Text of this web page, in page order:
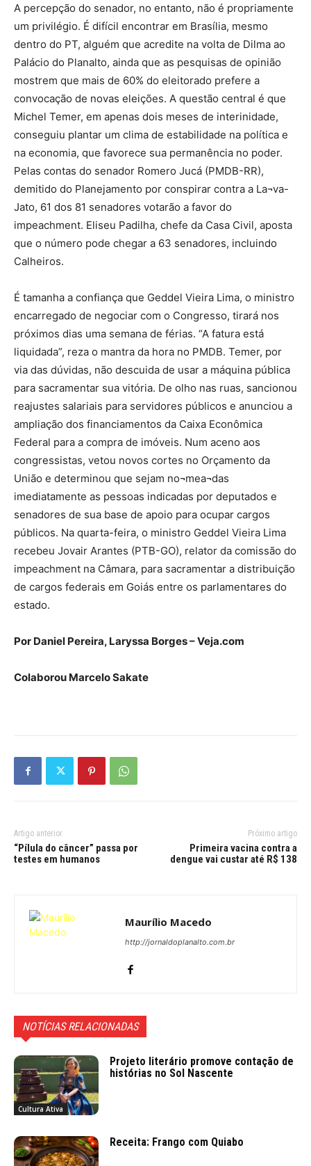
A percepção do senador, no entanto, não é propriamente
um privilégio. É difícil encontrar em Brasília, mesmo
dentro do PT, alguém que acredite na volta de Dilma ao
Palácio do Planalto, ainda que as pesquisas de opinião
mostrem que mais de 60% do eleitorado prefere a
convocação de novas eleições. A questão central é que
Michel Temer, em apenas dois meses de interinidade,
conseguiu plantar um clima de estabilidade na política e
na economia, que favorece sua permanência no poder.
Pelas contas do senador Romero Jucá (PMDB-RR),
demitido do Planejamento por conspirar contra a La¬va-
Jato, 61 dos 81 senadores votarão a favor do
impeachment. Eliseu Padilha, chefe da Casa Civil, aposta
que o número pode chegar a 63 senadores, incluindo
Calheiros.
É tamanha a confiança que Geddel Vieira Lima, o ministro
encarregado de negociar com o Congresso, tirará nos
próximos dias uma semana de férias. “A fatura está
liquidada”, reza o mantra da hora no PMDB. Temer, por
via das dúvidas, não descuida de usar a máquina pública
para sacramentar sua vitória. De olho nas ruas, sancionou
reajustes salariais para servidores públicos e anunciou a
ampliação dos financiamentos da Caixa Econômica
Federal para a compra de imóveis. Num aceno aos
congressistas, vetou novos cortes no Orçamento da
União e determinou que sejam no¬mea¬das
imediatamente as pessoas indicadas por deputados e
senadores de sua base de apoio para ocupar cargos
públicos. Na quarta-feira, o ministro Geddel Vieira Lima
recebeu Jovair Arantes (PTB-GO), relator da comissão do
impeachment na Câmara, para sacramentar a distribuição
de cargos federais em Goiás entre os parlamentares do
estado.
Por Daniel Pereira, Laryssa Borges – Veja.com
Colaborou Marcelo Sakate
Artigo anterior
“Pílula do câncer” passa por
testes em humanos
Próximo artigo
Primeira vacina contra a
dengue vai custar até R$ 138
Maurílio Macedo
http://jornaldoplanalto.com.br
NOTÍCIAS RELACIONADAS
Cultura Ativa
Projeto literário promove contação de
histórias no Sol Nascente
Receita: Frango com Quiabo